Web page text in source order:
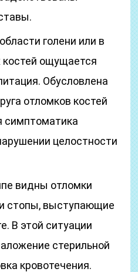
голени или в
костей ощущается
Обусловлена
отломков костей
симптоматика
целостности
видны отломки
стопы, выступающие
В этой ситуации
стерильной
кровотечения.